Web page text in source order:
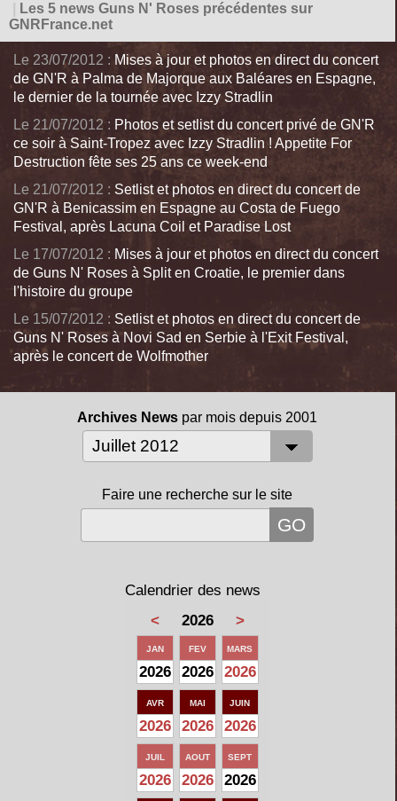
Les 5 news Guns N' Roses précédentes sur
GNRFrance.net
Le 23/07/2012 : Mises à jour et photos en direct du concert
de GN'R à Palma de Majorque aux Baléares en Espagne,
le dernier de la tournée avec Izzy Stradlin
Le 21/07/2012 : Photos et setlist du concert privé de GN'R
ce soir à Saint-Tropez avec Izzy Stradlin ! Appetite For
Destruction fête ses 25 ans ce week-end
Le 21/07/2012 : Setlist et photos en direct du concert de
GN'R à Benicassim en Espagne au Costa de Fuego
Festival, après Lacuna Coil et Paradise Lost
Le 17/07/2012 : Mises à jour et photos en direct du concert
de Guns N' Roses à Split en Croatie, le premier dans
l'histoire du groupe
Le 15/07/2012 : Setlist et photos en direct du concert de
Guns N' Roses à Novi Sad en Serbie à l'Exit Festival,
après le concert de Wolfmother
Archives News par mois depuis 2001
Faire une recherche sur le site
Calendrier des news
<
2026 >
JAN
2026
FEV
2026
MARS
2026
AVR
2026
MAI
2026
JUIN
2026
JUIL
2026
AOUT
2026
SEPT
2026